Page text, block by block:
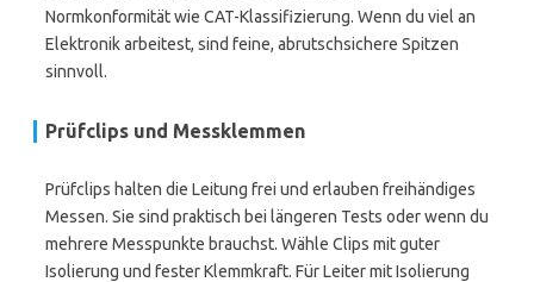
Normkonformität wie CAT-Klassifizierung. Wenn du viel an
Elektronik arbeitest, sind feine, abrutschsichere Spitzen
sinnvoll.
Prüfclips und Messklemmen
Prüfclips halten die Leitung frei und erlauben freihändiges
Messen. Sie sind praktisch bei längeren Tests oder wenn du
mehrere Messpunkte brauchst. Wähle Clips mit guter
Isolierung und fester Klemmkraft. Für Leiter mit Isolierung